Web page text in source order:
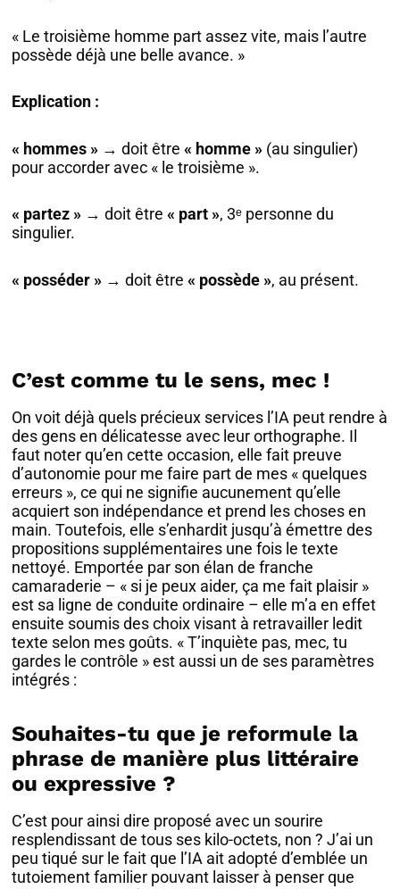
« Le troisième homme part assez vite, mais l’autre
possède déjà une belle avance. »
Explication :
« hommes » → doit être« homme » (au singulier)
pour accorder avec « le troisième ».
« partez » → doit être« part », 3ᵉ personne du
singulier.
« posséder » → doit être« possède », au présent.
C’est comme tu le sens, mec !
On voit déjà quels précieux services l’IA peut rendre à
des gens en délicatesse avec leur orthographe. Il
faut noter qu’en cette occasion, elle fait preuve
d’autonomie pour me faire part de mes « quelques
erreurs », ce qui ne signifie aucunement qu’elle
acquiert son indépendance et prend les choses en
main. Toutefois, elle s’enhardit jusqu’à émettre des
propositions supplémentaires une fois le texte
nettoyé. Emportée par son élan de franche
camaraderie – « si je peux aider, ça me fait plaisir »
est sa ligne de conduite ordinaire – elle m’a en effet
ensuite soumis des choix visant à retravailler ledit
texte selon mes goûts. « T’inquiète pas, mec, tu
gardes le contrôle » est aussi un de ses paramètres
intégrés :
Souhaites-tu que je reformule la
phrase de manière plus littéraire
ou expressive ?
C’est pour ainsi dire proposé avec un sourire
resplendissant de tous ses kilo-octets, non ? J’ai un
peu tiqué sur le fait que l’IA ait adopté d’emblée un
tutoiement familier pouvant laisser à penser que